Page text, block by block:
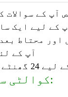
آپ کے سوالات
کے لیے ایک
اور محتاط
آپ کے
آن لائن سروس
کوالٹی سرٹیفیکیشن: